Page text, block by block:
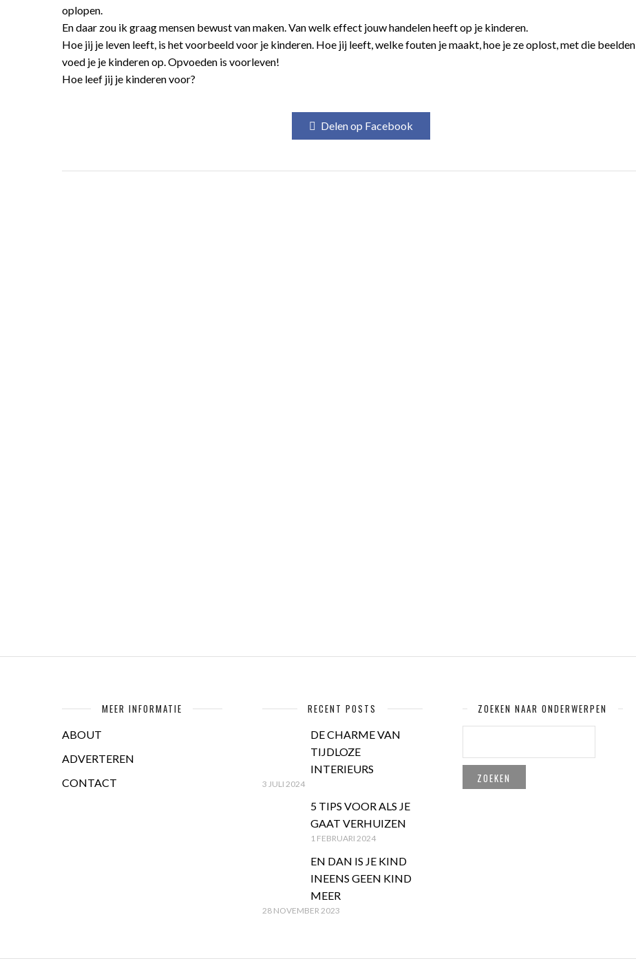
oplopen.
En daar zou ik graag mensen bewust van maken. Van welk effect jouw handelen heeft op je kinderen.
Hoe jij je leven leeft, is het voorbeeld voor je kinderen. Hoe jij leeft, welke fouten je maakt, hoe je ze oplost, met die beelden
voed je je kinderen op. Opvoeden is voorleven!
Hoe leef jij je kinderen voor?
Delen op Facebook
MEER INFORMATIE
ABOUT
ADVERTEREN
CONTACT
RECENT POSTS
DE CHARME VAN
TIJDLOZE
INTERIEURS
3 JULI 2024
5 TIPS VOOR ALS JE
GAAT VERHUIZEN
1 FEBRUARI 2024
EN DAN IS JE KIND
INEENS GEEN KIND
MEER
28 NOVEMBER 2023
ZOEKEN NAAR ONDERWERPEN